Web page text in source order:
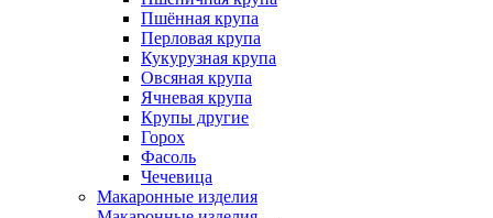
Пшённая крупа
Перловая крупа
Кукурузная крупа
Овсяная крупа
Ячневая крупа
Крупы другие
Горох
Фасоль
Чечевица
Макаронные изделия